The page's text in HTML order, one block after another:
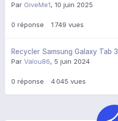
Par GiveMe1, 10 juin 2025
0 réponse 1 749 vues
Recycler Samsung Galaxy Tab 3
Par Valou86, 5 juin 2024
0 réponse 4 045 vues